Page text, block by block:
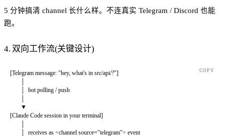
5 分钟搞清 channel 长什么样。不连真实 Telegram / Discord 也能
跑。
4. 双向工作流(关键设计)
[Telegram message: "hey, what's in src/api/?"]
       │  bot polling / push
       ▼
[Claude Code session in your terminal]
       │  receives as <channel source="telegram"> event
COPY